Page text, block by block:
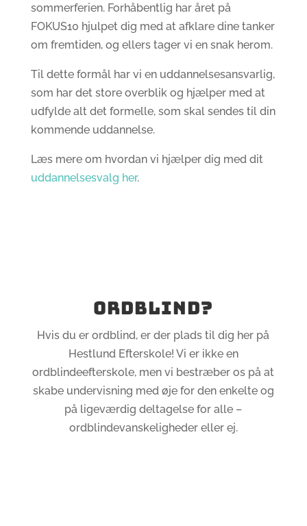
sommerferien. Forhåbentlig har året på
FOKUS10 hjulpet dig med at afklare dine tanker
om fremtiden, og ellers tager vi en snak herom.
Til dette formål har vi en uddannelsesansvarlig,
som har det store overblik og hjælper med at
udfylde alt det formelle, som skal sendes til din
kommende uddannelse.
Læs mere om hvordan vi hjælper dig med dit
uddannelsesvalg her.
Ordblind?
Hvis du er ordblind, er der plads til dig her på
Hestlund Efterskole! Vi er ikke en
ordblindeefterskole, men vi bestræber os på at
skabe undervisning med øje for den enkelte og
på ligeværdig deltagelse for alle –
ordblindevanskeligheder eller ej.